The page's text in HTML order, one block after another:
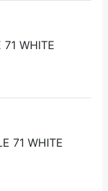
71 WHITE
71 WHITE